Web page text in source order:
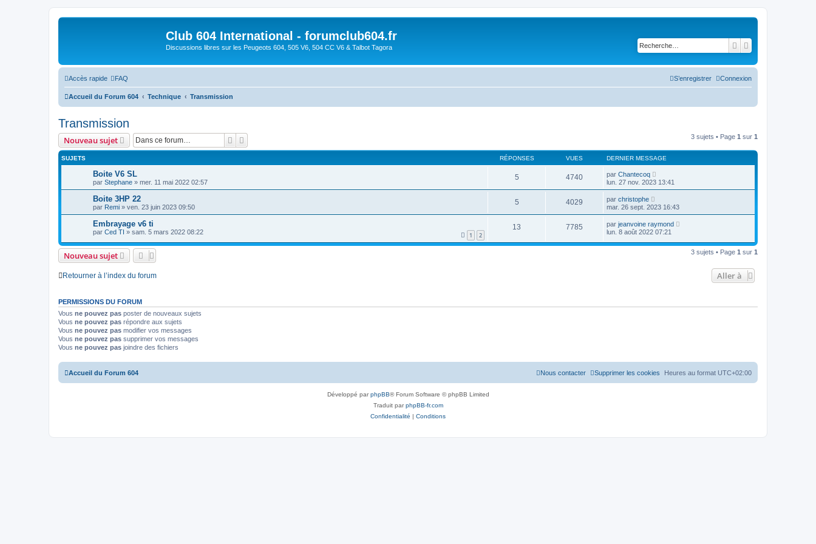
Club 604 International - forumclub604.fr
Discussions libres sur les Peugeots 604, 505 V6, 504 CC V6 & Talbot Tagora Rechercher
Accès rapide FAQ Connexion
S’enregistrer
Accueil du Forum 604 Technique Transmission
Transmission
Nouveau sujet Rechercher 3 sujets • Page 1 sur 1
SUJETS RÉPONSES VUES DERNIER MESSAGE
Boite V6 SL
par Stephane » mer. 11 mai 2022 02:57
5 4740 par Chantecoq
lun. 27 nov. 2023 13:41
Boite 3HP 22
par Remi » ven. 23 juin 2023 09:50
5 4029 par christophe
mar. 26 sept. 2023 16:43
Embrayage v6 ti
par Ced TI » sam. 5 mars 2022 08:22 1 2
13 7785 par jeanvoine raymond
lun. 8 août 2022 07:21
Nouveau sujet 3 sujets • Page 1 sur 1
Retourner à l’index du forum Aller à
PERMISSIONS DU FORUM
Vous ne pouvez pas poster de nouveaux sujets
Vous ne pouvez pas répondre aux sujets
Vous ne pouvez pas modifier vos messages
Vous ne pouvez pas supprimer vos messages
Vous ne pouvez pas joindre des fichiers
Accueil du Forum 604 Heures au format UTC+02:00
Supprimer les cookies
Nous contacter
Développé parphpBB® Forum Software © phpBB Limited
Traduit parphpBB-fr.com
Confidentialité | Conditions